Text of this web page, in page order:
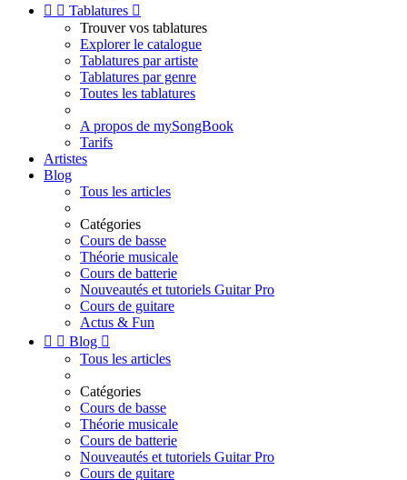
  Tablatures 
Trouver vos tablatures
Explorer le catalogue
Tablatures par artiste
Tablatures par genre
Toutes les tablatures
A propos de mySongBook
Tarifs
Artistes
Blog
Tous les articles
Catégories
Cours de basse
Théorie musicale
Cours de batterie
Nouveautés et tutoriels Guitar Pro
Cours de guitare
Actus & Fun
  Blog 
Tous les articles
Catégories
Cours de basse
Théorie musicale
Cours de batterie
Nouveautés et tutoriels Guitar Pro
Cours de guitare